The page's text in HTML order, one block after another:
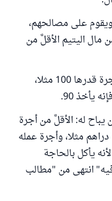
ويقوم على مصالحهم،
مال اليتيم الأقلَّ من
فلو كان عمله في رعايتهم يستحق أجرة قدرها 100 مثلا،
يباح له: الأقلَّ من أجرة
دراهم مثلا، وأجرة عمله
يأكل بالحاجة
فيه" انتهى من "مطالب